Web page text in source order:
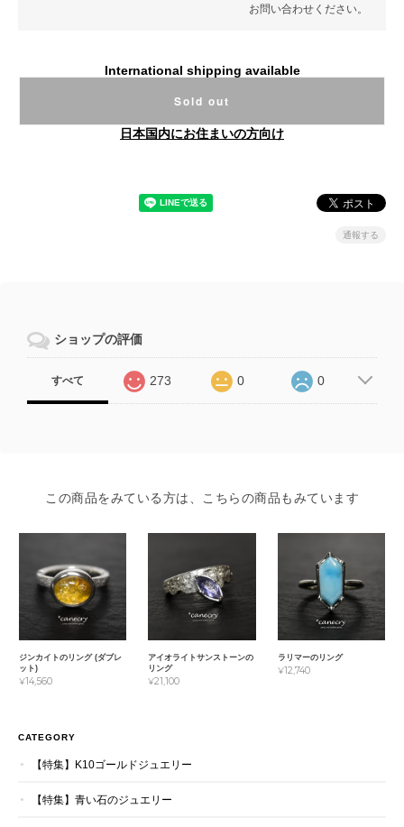
お問い合わせください。
International shipping available
Sold out
日本国内にお住まいの方向け
通報する
ショップの評価
すべて 273 0 0
この商品をみている方は、こちらの商品もみています
ジンカイトのリング (ダブレ
ット)
¥14,560
アイオライトサンストーンの
リング
¥21,100
ラリマーのリング
¥12,740
CATEGORY
【特集】K10ゴールドジュエリー
【特集】青い石のジュエリー